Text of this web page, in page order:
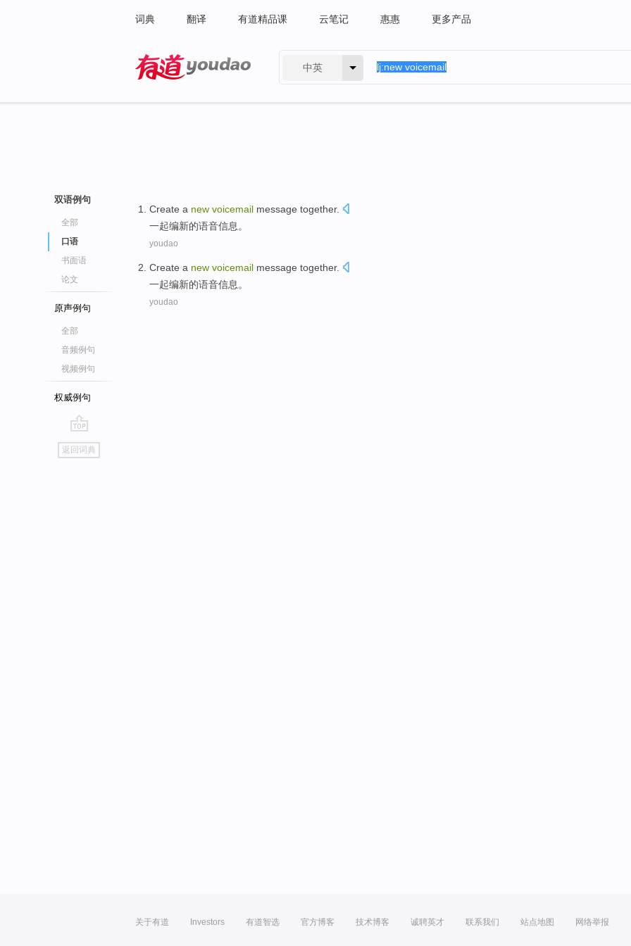
词典 翻译 有道精品课 云笔记 惠惠 更多产品
中英
双语例句
全部
口语
书面语
论文
原声例句
全部
音频例句
视频例句
权威例句
go
top
返回词典
Create a new voicemail message together.
一起编新的语音信息 。
youdao
Create a new voicemail message together.
一起编新的语音信息 。
youdao
关于有道 Investors 有道智选 官方博客 技术博客 诚聘英才 联系我们 站点地图 网络举报